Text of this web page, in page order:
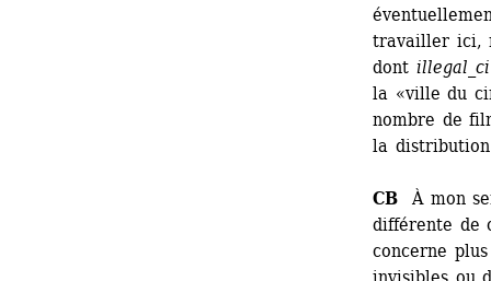
travailler ici,
dont
la «ville du
nombre de
la
CB À mon
différente de
concerne